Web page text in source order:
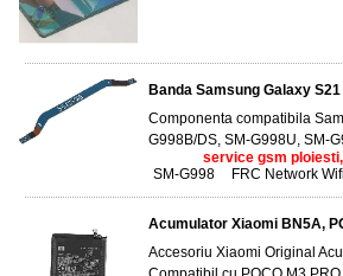
Banda Samsung Galaxy
Componenta compatibila
G998B/DS, SM-G998U, SM-
service gsm ploiesti,
SM-G998
FRC Network
Acumulator Xiaomi BN5A,
Accesoriu Xiaomi Original